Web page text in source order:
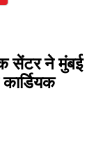
सेंटर ने मुंबई